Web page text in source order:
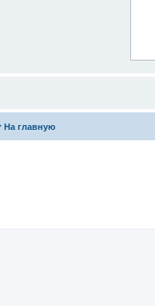
На главную